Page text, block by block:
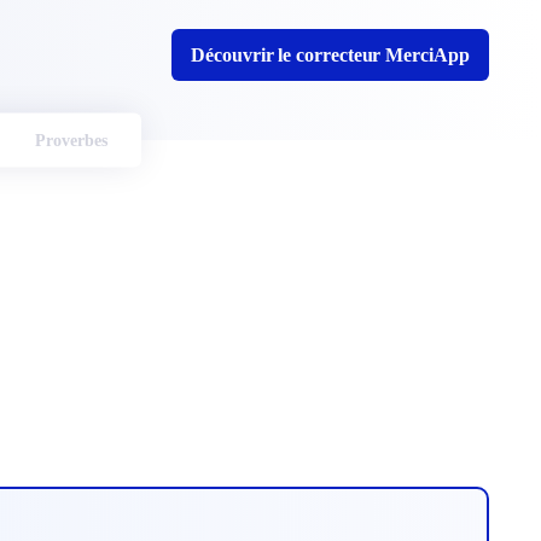
Découvrir le correcteur MerciApp
Proverbes